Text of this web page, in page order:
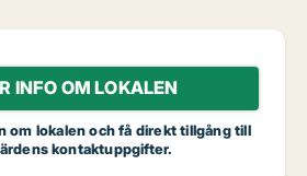
INFO OM LOKALEN
om lokalen och få direkt tillgång till
kontaktuppgifter.